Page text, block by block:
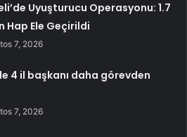
Uyuşturucu Operasyonu: 1.7
Hap Ele Geçirildi
7, 2026
4 il başkanı daha görevden
7, 2026